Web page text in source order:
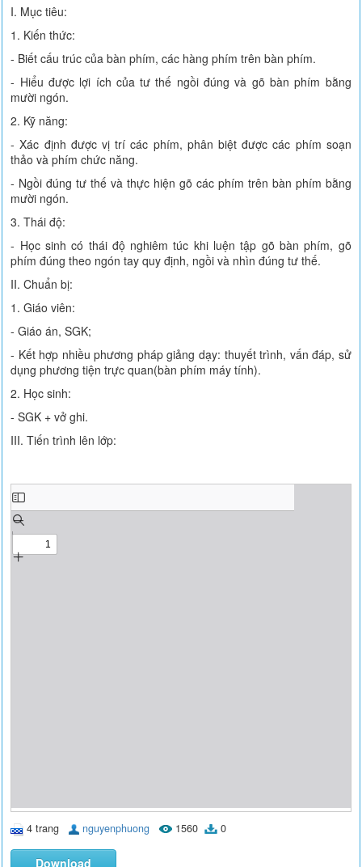
I. Mục tiêu:
1. Kiến thức:
- Biết cấu trúc của bàn phím, các hàng phím trên bàn phím.
- Hiểu được lợi ích của tư thế ngồi đúng và gõ bàn phím bằng
mười ngón.
2. Kỹ năng:
- Xác định được vị trí các phím, phân biệt được các phím soạn
thảo và phím chức năng.
- Ngồi đúng tư thế và thực hiện gõ các phím trên bàn phím bằng
mười ngón.
3. Thái độ:
- Học sinh có thái độ nghiêm túc khi luện tập gõ bàn phím, gõ
phím đúng theo ngón tay quy định, ngồi và nhìn đúng tư thế.
II. Chuẩn bị:
1. Giáo viên:
- Giáo án, SGK;
- Kết hợp nhiều phương pháp giảng dạy: thuyết trình, vấn đáp, sử
dụng phương tiện trực quan(bàn phím máy tính).
2. Học sinh:
- SGK + vở ghi.
III. Tiến trình lên lớp:
4 trang nguyenphuong 1560 0
Download